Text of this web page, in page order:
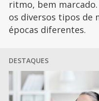
ritmo, bem
os diversos tipos de
épocas diferentes.
DESTAQUES